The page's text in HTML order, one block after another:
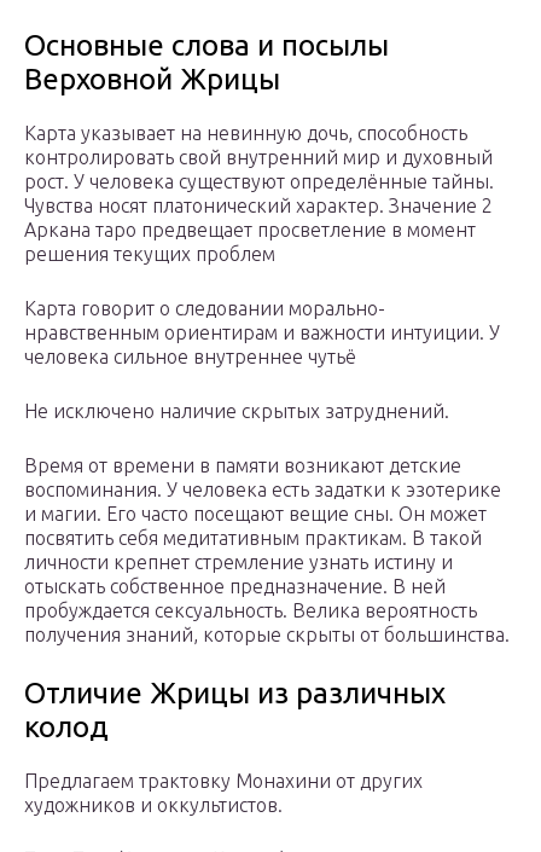
Основные слова и посылы
Верховной Жрицы
Карта указывает на невинную дочь, способность
контролировать свой внутренний мир и духовный
рост. У человека существуют определённые тайны.
Чувства носят платонический характер. Значение 2
Аркана таро предвещает просветление в момент
решения текущих проблем
Карта говорит о следовании морально-
нравственным ориентирам и важности интуиции. У
человека сильное внутреннее чутьё
Не исключено наличие скрытых затруднений.
Время от времени в памяти возникают детские
воспоминания. У человека есть задатки к эзотерике
и магии. Его часто посещают вещие сны. Он может
посвятить себя медитативным практикам. В такой
личности крепнет стремление узнать истину и
отыскать собственное предназначение. В ней
пробуждается сексуальность. Велика вероятность
получения знаний, которые скрыты от большинства.
Отличие Жрицы из различных
колод
Предлагаем трактовку Монахини от других
художников и оккультистов.